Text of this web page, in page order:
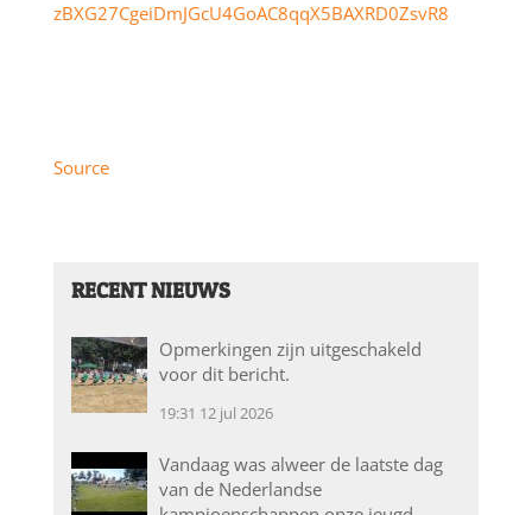
zBXG27CgeiDmJGcU4GoAC8qqX5BAXRD0ZsvR8
Source
RECENT NIEUWS
Opmerkingen zijn uitgeschakeld
voor dit bericht.
19:31 12 jul 2026
Vandaag was alweer de laatste dag
van de Nederlandse